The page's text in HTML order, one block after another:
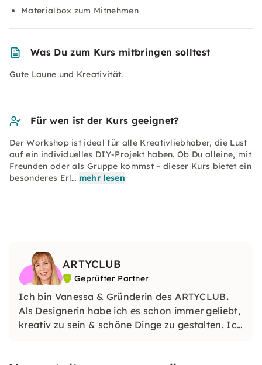
Materialbox zum Mitnehmen
Was Du zum Kurs mitbringen solltest
Gute Laune und Kreativität.
Für wen ist der Kurs geeignet?
Der Workshop ist ideal für alle Kreativliebhaber, die Lust
auf ein individuelles DIY-Projekt haben. Ob Du alleine, mit
Freunden oder als Gruppe kommst – dieser Kurs bietet ein
besonderes Erl… mehr lesen
ARTYCLUB
Geprüfter Partner
Ich bin Vanessa & Gründerin des ARTYCLUB.
Als Designerin habe ich es schon immer geliebt,
kreativ zu sein & schöne Dinge zu gestalten. Ich